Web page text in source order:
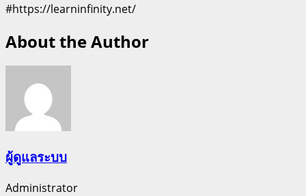
#https://learninfinity.net/
About the Author
ผู้ดูแลระบบ
Administrator